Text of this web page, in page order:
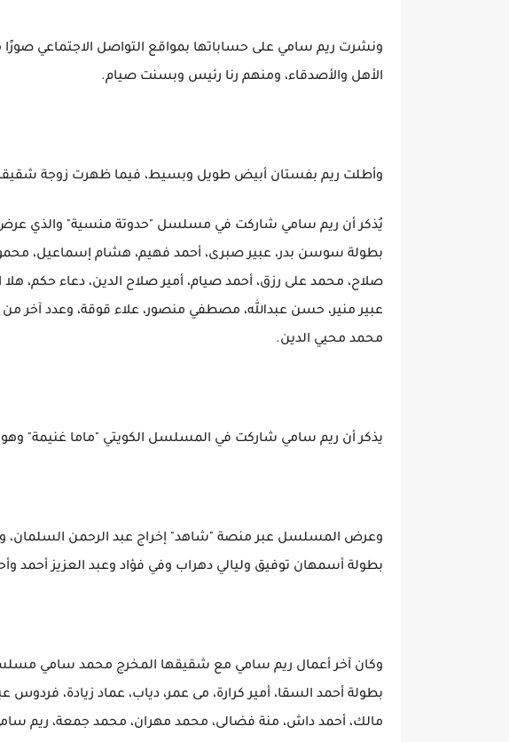
ونشرت ريم سامي على حساباتها بمواقع التواصل الاجتماعي
الأهل والأصدقاء، ومنهم رنا رئيس وبسنت صيام.
وأطلت ريم بفستان أبيض طويل وبسيط، فيما ظهرت زوجة
بطولة سوسن بدر، عبير صبرى، أحمد فهيم، هشام إسماعيل،
صلاح، محمد على رزق، أحمد صيام، أمير صلاح الدين، دعاء حكم،
عبير منير، حسن عبدالله، مصطفي منصور، علاء قوقة، وعدد آخر من
محمد محيي الدين.
يذكر أن ريم سامي شاركت في المسلسل الكويتي "ماما غنيمة"
وعرض المسلسل عبر منصة "شاهد" إخراج عبد الرحمن السلمان،
بطولة أسمهان توفيق وليالي دهراب وفي فؤاد وعبد العزيز أحمد
بطولة أحمد السقا، أمير كرارة، مى عمر، دياب، عماد زيادة، فردوس
مالك، أحمد داش، منة فضالى، محمد مهران، محمد جمعة، ريم